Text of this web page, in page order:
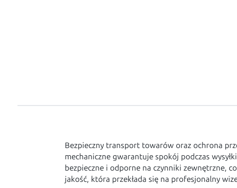
Bezpieczny transport towarów oraz ochrona
mechaniczne gwarantuje spokój podczas
bezpieczne i odporne na czynniki zewnętrzne,
jakość, która przekłada się na profesjonalny